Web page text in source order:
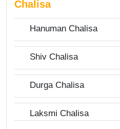
Chalisa
Hanuman Chalisa
Shiv Chalisa
Durga Chalisa
Laksmi Chalisa